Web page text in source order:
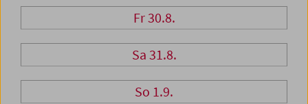
Fr 30.8.
Sa 31.8.
So 1.9.